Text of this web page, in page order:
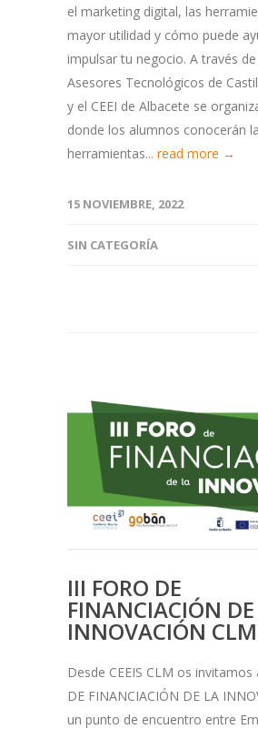
el marketing digital, las
mayor utilidad y cómo puede
impulsar tu negocio. A través de
Asesores Tecnológicos de
y el CEEI de Albacete se
donde los alumnos conocerán
herramientas... read more →
15 NOVIEMBRE, 2022
SIN CATEGORÍA
III FORO DE
FINANCIACIÓN
INNOVACIÓN CLM
Desde CEEIS CLM os invitamos
DE FINANCIACIÓN DE LA
un punto de encuentro entre